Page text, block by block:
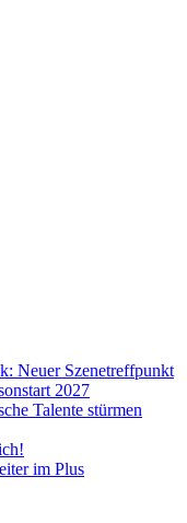
Neuer Szenetreffpunkt
2027
Talente stürmen
im Plus